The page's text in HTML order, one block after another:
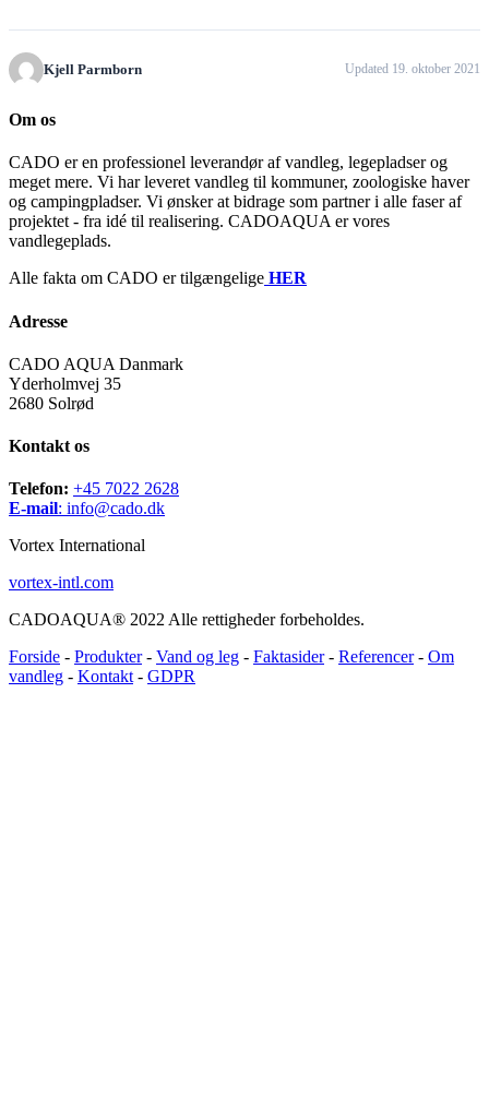
Kjell Parmborn Updated 19. oktober 2021
Om os
CADO er en professionel leverandør af vandleg, legepladser og
meget mere. Vi har leveret vandleg til kommuner, zoologiske haver
og campingpladser. Vi ønsker at bidrage som partner i alle faser af
projektet - fra idé til realisering. CADOAQUA er vores
vandlegeplads.
Alle fakta om CADO er tilgængelige HER
Adresse
CADO AQUA Danmark
Yderholmvej 35
2680 Solrød
Kontakt os
Telefon: +45 7022 2628
E-mail: info@cado.dk
Vortex International
vortex-intl.com
CADOAQUA® 2022 Alle rettigheder forbeholdes.
Forside - Produkter- Vand og leg - Faktasider- Referencer- Om
vandleg - Kontakt - GDPR